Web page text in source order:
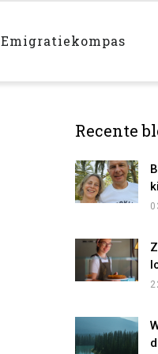
Emigratiekompas
Recente